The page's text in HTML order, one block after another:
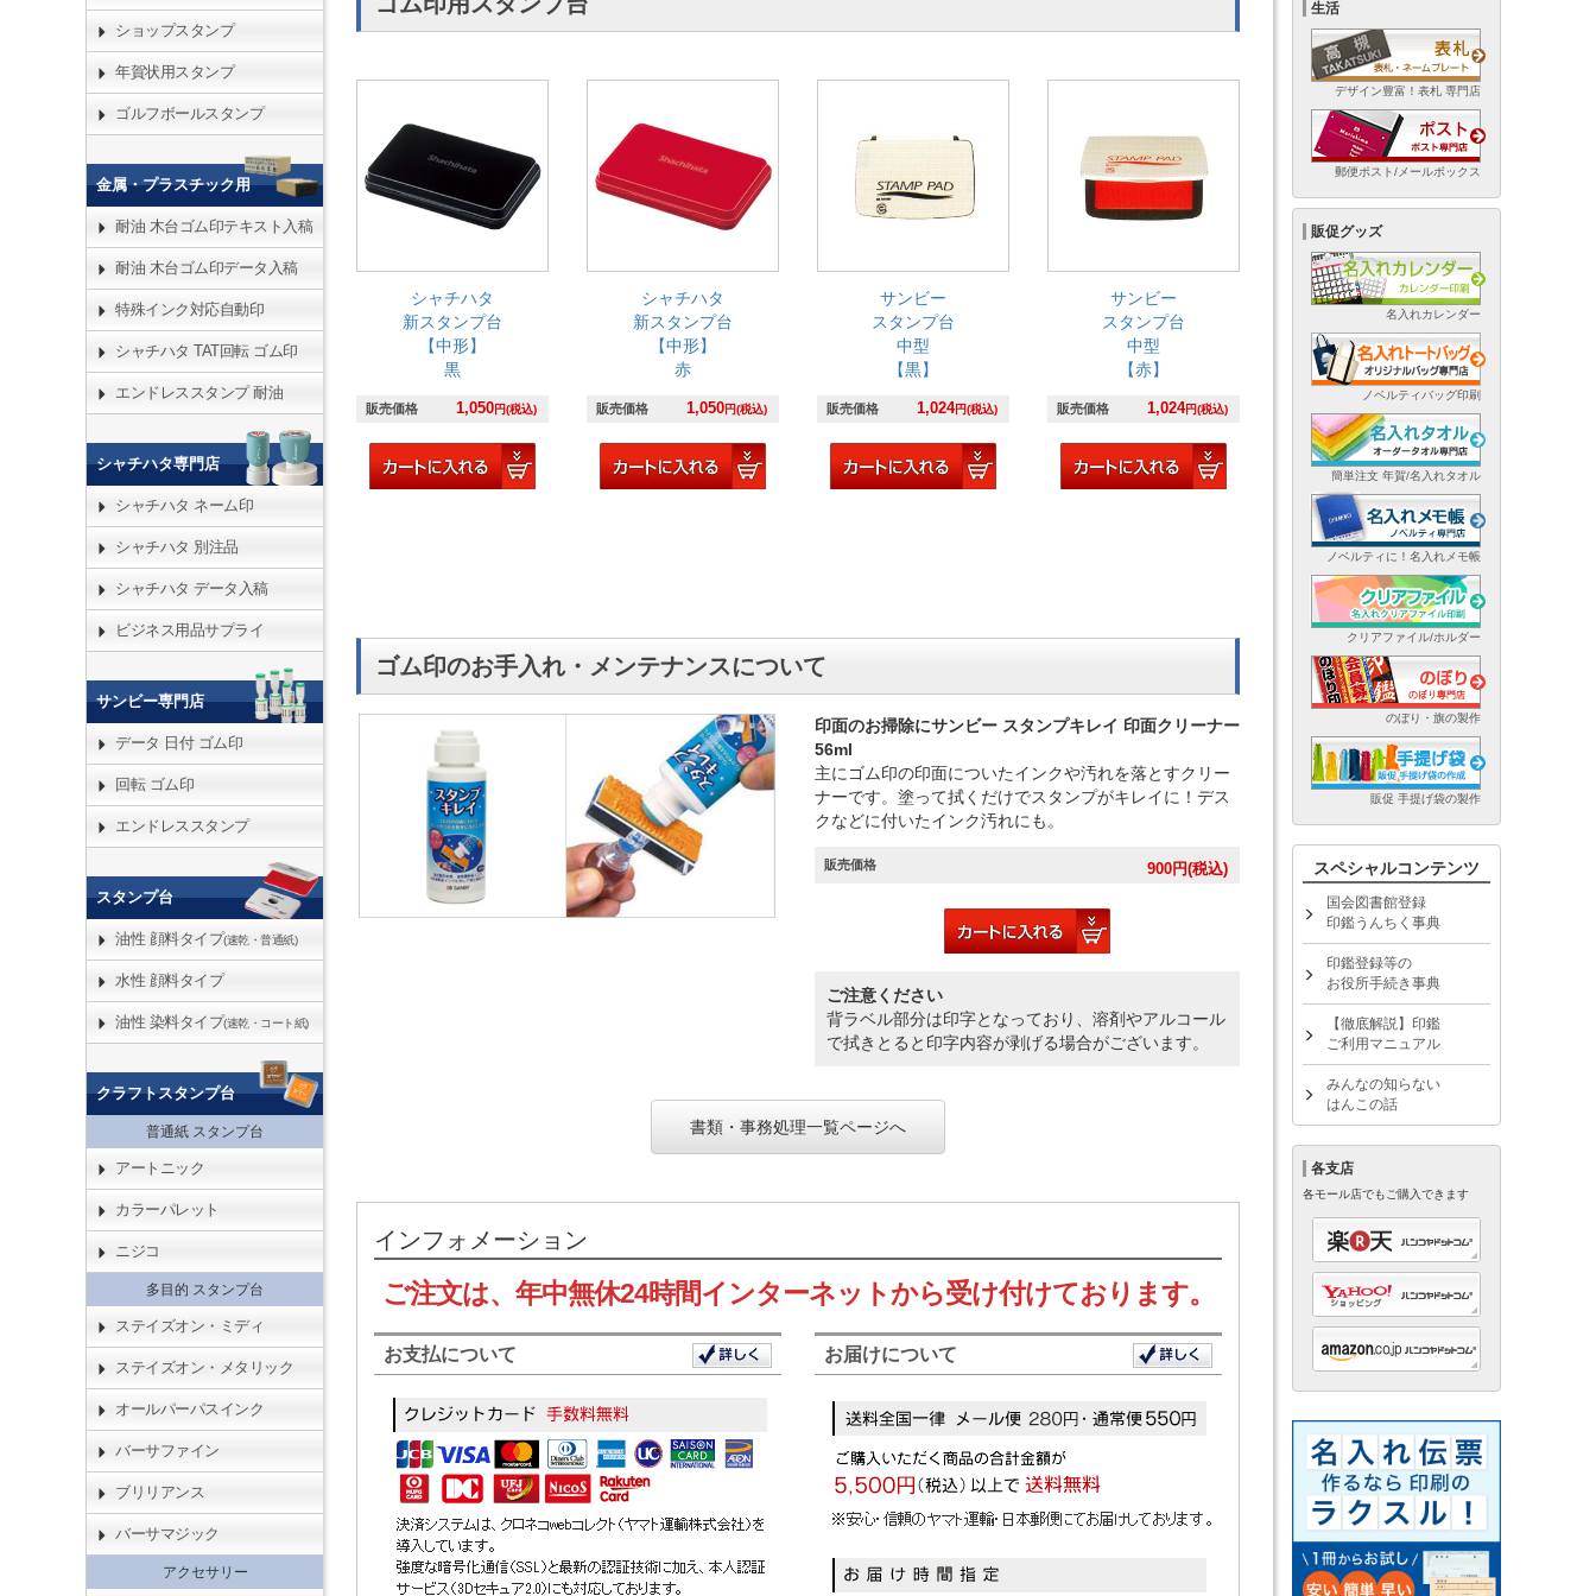
シャチハタ
新スタンプ台
【中形】
黒
販売価格 1,050円(税込)
シャチハタ
新スタンプ台
【中形】
赤
販売価格 1,050円(税込)
サンビー
スタンプ台
中型
【黒】
販売価格 1,024円(税込)
サンビー
スタンプ台
中型
【赤】
販売価格 1,024円(税込)
ゴム印のお手入れ・メンテナンスについて
印面のお掃除にサンビー スタンプキレイ 印面クリーナー
56ml
主にゴム印の印面についたインクや汚れを落とすクリー
ナーです。塗って拭くだけでスタンプがキレイに！デス
クなどに付いたインク汚れにも。
販売価格 900円(税込)
ご注意ください
背ラベル部分は印字となっており、溶剤やアルコール
で拭きとると印字内容が剥げる場合がございます。
書類・事務処理一覧ページへ
インフォメーション
ご注文は、年中無休24時間インターネットから受け付けております。
お支払について お届けについて
ショップスタンプ
年賀状用スタンプ
ゴルフボールスタンプ
金属・プラスチック用
耐油 木台ゴム印テキスト入稿
耐油 木台ゴム印データ入稿
特殊インク対応自動印
シャチハタ TAT回転 ゴム印
エンドレススタンプ 耐油
シャチハタ専門店
シャチハタ ネーム印
シャチハタ 別注品
シャチハタ データ入稿
ビジネス用品サプライ
サンビー専門店
データ 日付 ゴム印
回転 ゴム印
エンドレススタンプ
スタンプ台
油性 顔料タイプ(速乾・普通紙)
水性 顔料タイプ
油性 染料タイプ(速乾・コート紙)
クラフトスタンプ台
普通紙 スタンプ台
アートニック
カラーパレット
ニジコ
多目的 スタンプ台
ステイズオン・ミディ
ステイズオン・メタリック
オールパーパスインク
バーサファイン
ブリリアンス
バーサマジック
アクセサリー
生活
デザイン豊富！表札 専門店
郵便ポスト/メールボックス
販促グッズ
名入れカレンダー
ノベルティバッグ印刷
簡単注文 年賀/名入れタオル
ノベルティに！名入れメモ帳
クリアファイル/ホルダー
のぼり・旗の製作
販促 手提げ袋の製作
スペシャルコンテンツ
国会図書館登録
印鑑うんちく事典
印鑑登録等の
お役所手続き事典
【徹底解説】印鑑
ご利用マニュアル
みんなの知らない
はんこの話
各支店
各モール店でもご購入できます